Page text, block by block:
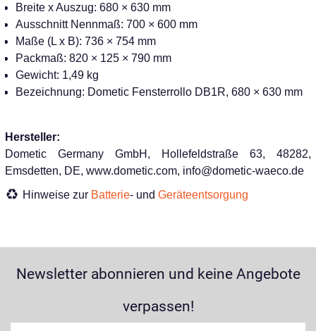
Breite x Auszug: 680 × 630 mm
Ausschnitt Nennmaß: 700 × 600 mm
Maße (L x B): 736 × 754 mm
Packmaß: 820 × 125 × 790 mm
Gewicht: 1,49 kg
Bezeichnung: Dometic Fensterrollo DB1R, 680 × 630 mm
Hersteller:
Dometic Germany GmbH, Hollefeldstraße 63, 48282,
Emsdetten, DE, www.dometic.com, info@dometic-waeco.de
Hinweise zur Batterie- und Geräteentsorgung
Newsletter abonnieren und keine Angebote
verpassen!